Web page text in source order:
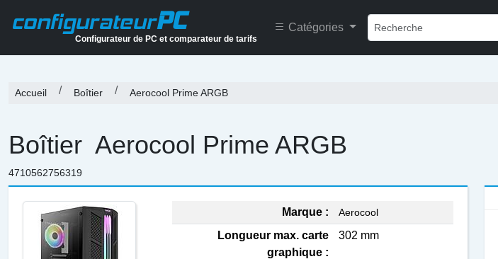
configurateurPC
Configurateur de PC et comparateur de tarifs
Catégories
Accueil Boîtier Aerocool Prime ARGB
Boîtier Aerocool Prime ARGB
4710562756319
Marque : Aerocool
Longueur max. carte
graphique :
302 mm